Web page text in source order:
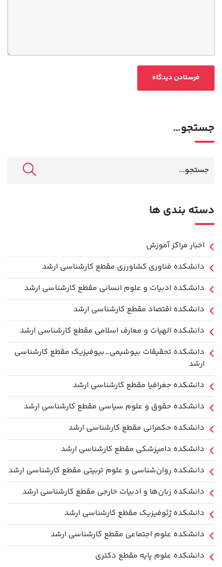
جستجو…
دسته بندی ها
اخبار مراکز آموزش
دانشكده فناوري كشاورزی مقطع کارشناسی ارشد
دانشکده ادبیات و علوم انسانی مقطع کارشناسی ارشد
دانشکده اقتصاد مقطع کارشناسی ارشد
دانشکده الهیات و معارف اسلامی مقطع کارشناسی ارشد
دانشکده تحقیقات بیوشیمی_بیوفیزیک مقطع کارشناسی
ارشد
دانشکده جغرافیا مقطع کارشناسی ارشد
دانشکده حقوق و علوم سیاسی مقطع کارشناسی ارشد
دانشکده حکمرانی مقطع کارشناسی ارشد
دانشکده دامپزشکی مقطع کارشناسی ارشد
دانشکده روان‌شناسی و علوم تربیتی مقطع کارشناسی ارشد
دانشکده زبان‌ها و ادبیات خارجی مقطع کارشناسی ارشد
دانشکده ژئوفیزیک مقطع کارشناسی ارشد
دانشکده علوم اجتماعی مقطع کارشناسی ارشد
دانشکده علوم پایه مقطع دکتری